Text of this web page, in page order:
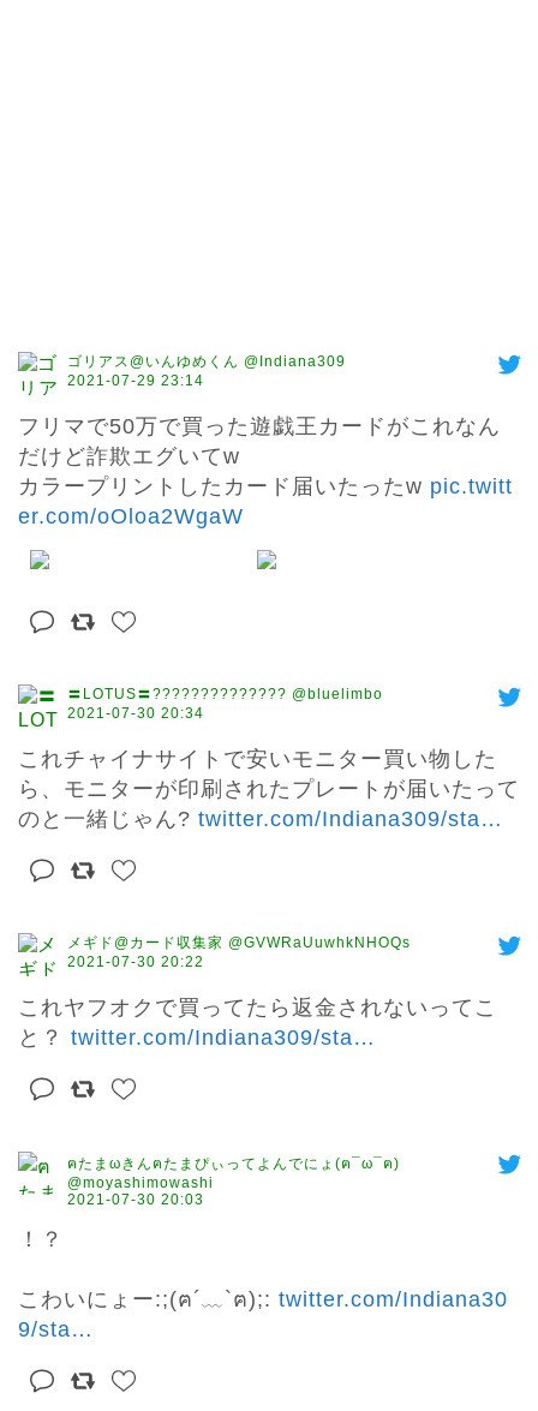
ゴリアス@いんゆめくん @Indiana309
2021-07-29 23:14
フリマで50万で買った遊戯王カードがこれなん
だけど詐欺エグいてw
カラープリントしたカード届いたったw pic.twitt
er.com/oOloa2WgaW
〓LOTUS〓?????????????? @bluelimbo
2021-07-30 20:34
これチャイナサイトで安いモニター買い物した
ら、モニターが印刷されたプレートが届いたって
のと一緒じゃん? twitter.com/Indiana309/sta…
メギド@カード収集家 @GVWRaUuwhkNHOQs
2021-07-30 20:22
これヤフオクで買ってたら返金されないってこ
と？ twitter.com/Indiana309/sta…
ฅたまωきんฅたまぴぃってよんでにょ(ฅ¯ω¯ฅ)
@moyashimowashi
2021-07-30 20:03
！？
こわいにょー:;(ฅ´﹏`ฅ);: twitter.com/Indiana30
9/sta…